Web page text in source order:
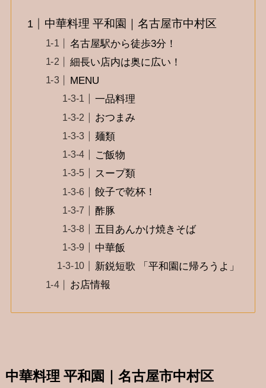
中華料理 平和園｜名古屋市中村区
名古屋駅から徒歩3分！
細長い店内は奥に広い！
MENU
一品料理
おつまみ
麺類
ご飯物
スープ類
餃子で乾杯！
酢豚
五目あんかけ焼きそば
中華飯
新鋭短歌 「平和園に帰ろうよ」
お店情報
中華料理 平和園｜名古屋市中村区